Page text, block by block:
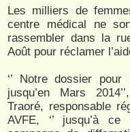
Les milliers de
centre médical ne
rassembler dans la
Août pour réclamer
‘’ Notre dossier
jusqu’en Mars
Traoré, responsable
AVFE, ‘’ jusqu’à ce